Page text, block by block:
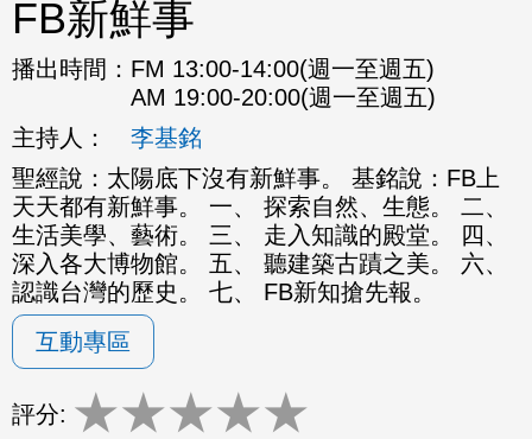
FB新鮮事
播出時間： FM 13:00-14:00(週一至週五)
AM 19:00-20:00(週一至週五)
主持人：
李基銘
聖經說：太陽底下沒有新鮮事。 基銘說：FB上
天天都有新鮮事。 一、 探索自然、生態。 二、
生活美學、藝術。 三、 走入知識的殿堂。 四、
深入各大博物館。 五、 聽建築古蹟之美。 六、
認識台灣的歷史。 七、 FB新知搶先報。
互動專區
評分: ★★★★★